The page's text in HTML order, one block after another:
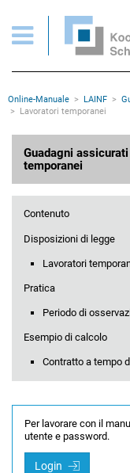
Pagine importanti
Pagina iniziale
Contenuto
Mappa del sito
Meta navigazione
Rootline
Online-Manuale LAINF
Lavoratori temporanei
Guadagni
temporanei
Contenuto
Disposizioni di legge
Lavoratori
Pratica
Periodo di
Esempio di calcolo
Contratto a tempo
Per lavorare con il
utente e password.
Login